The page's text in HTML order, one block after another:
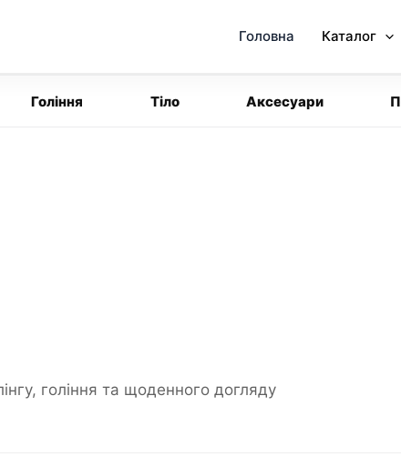
Головна Каталог
Гоління Тіло Аксесуари
гоління та щоденного догляду